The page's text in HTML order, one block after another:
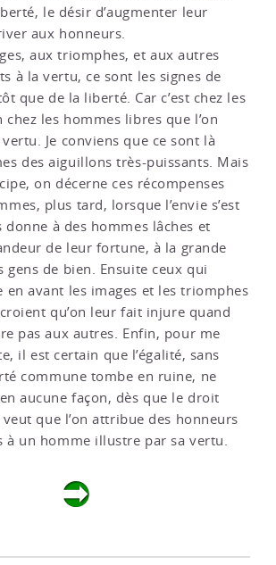
le désir d’augmenter leur
aux honneurs.
aux triomphes, et aux autres
à la vertu, ce sont les signes de
que de la liberté. Car c’est chez les
chez les hommes libres que l’on
Je conviens que ce sont là
des aiguillons très-puissants. Mais
on décerne ces récompenses
plus tard, lorsque l’envie s’est
à des hommes lâches et
de leur fortune, à la grande
gens de bien. Ensuite ceux qui
en avant les images et les triomphes
qu’on leur fait injure quand
pas aux autres. Enfin, pour me
il est certain que l’égalité, sans
commune tombe en ruine, ne
aucune façon, dès que le droit
veut que l’on attribue des honneurs
à un homme illustre par sa vertu.